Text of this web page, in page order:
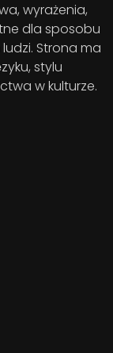
wyrażenia,
dla sposobu
Strona ma
stylu
w kulturze.